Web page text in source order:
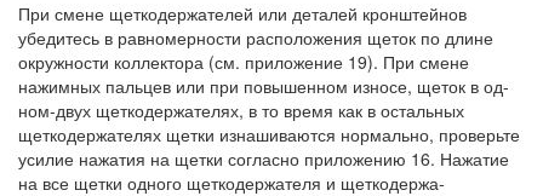
При смене щеткодержателей или деталей кронштейнов
убедитесь в равномерности расположения щеток по длине
окружности коллектора (см. приложение 19). При смене
нажимных пальцев или при повышенном износе, щеток в од-
ном-двух щеткодержателях, в то время как в остальных
щеткодержателях щетки изнашиваются нормально, проверьте
усилие нажатия на щетки согласно приложению 16. Нажатие
на все щетки одного щеткодержателя и щеткодержа-